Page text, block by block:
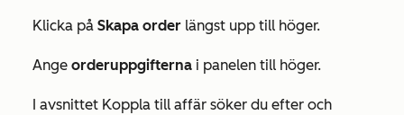
Klicka på Skapa order längst upp till höger.
Ange orderuppgifterna i panelen till höger.
I avsnittet Koppla till affär söker du efter och